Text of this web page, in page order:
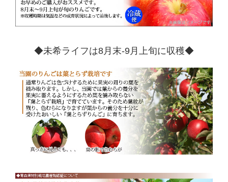
◆未希ライフは8月末-9月上旬に収穫◆